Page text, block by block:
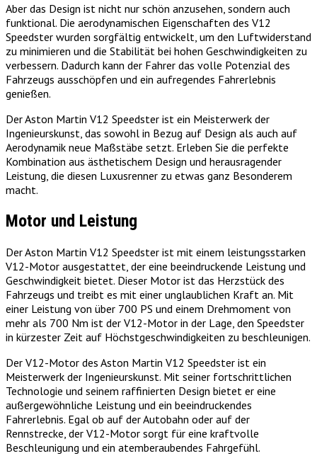
Aber das Design ist nicht nur schön anzusehen, sondern auch
funktional. Die aerodynamischen Eigenschaften des V12
Speedster wurden sorgfältig entwickelt, um den Luftwiderstand
zu minimieren und die Stabilität bei hohen Geschwindigkeiten zu
verbessern. Dadurch kann der Fahrer das volle Potenzial des
Fahrzeugs ausschöpfen und ein aufregendes Fahrerlebnis
genießen.
Der Aston Martin V12 Speedster ist ein Meisterwerk der
Ingenieurskunst, das sowohl in Bezug auf Design als auch auf
Aerodynamik neue Maßstäbe setzt. Erleben Sie die perfekte
Kombination aus ästhetischem Design und herausragender
Leistung, die diesen Luxusrenner zu etwas ganz Besonderem
macht.
Motor und Leistung
Der Aston Martin V12 Speedster ist mit einem leistungsstarken
V12-Motor ausgestattet, der eine beeindruckende Leistung und
Geschwindigkeit bietet. Dieser Motor ist das Herzstück des
Fahrzeugs und treibt es mit einer unglaublichen Kraft an. Mit
einer Leistung von über 700 PS und einem Drehmoment von
mehr als 700 Nm ist der V12-Motor in der Lage, den Speedster
in kürzester Zeit auf Höchstgeschwindigkeiten zu beschleunigen.
Der V12-Motor des Aston Martin V12 Speedster ist ein
Meisterwerk der Ingenieurskunst. Mit seiner fortschrittlichen
Technologie und seinem raffinierten Design bietet er eine
außergewöhnliche Leistung und ein beeindruckendes
Fahrerlebnis. Egal ob auf der Autobahn oder auf der
Rennstrecke, der V12-Motor sorgt für eine kraftvolle
Beschleunigung und ein atemberaubendes Fahrgefühl.